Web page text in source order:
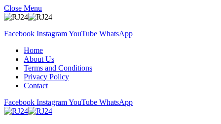
Close Menu
Facebook InstagramYouTube WhatsApp
Home
About Us
Terms and Conditions
Privacy Policy
Contact
Facebook InstagramYouTube WhatsApp